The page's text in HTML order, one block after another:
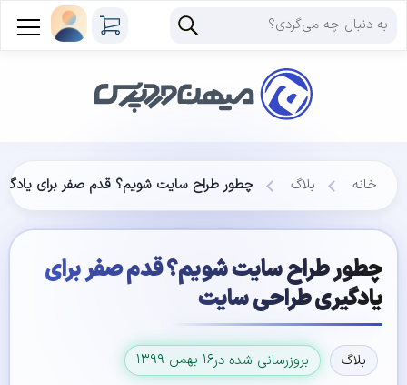
خانه بلاگ چطور طراح سایت شویم؟ قدم صفر برای
چطور طراح سایت شویم؟ قدم صفر برای
یادگیری طراحی سایت
بلاگ بروزرسانی شده در۱۶ بهمن ۱۳۹۹